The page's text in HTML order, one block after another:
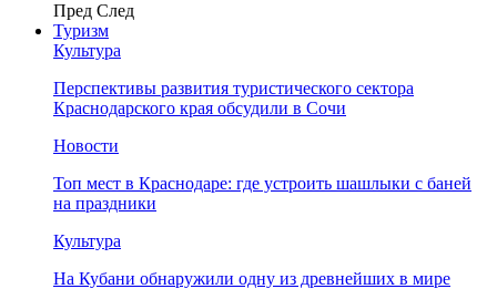
Пред След
Туризм
Культура
Перспективы развития туристического сектора
Краснодарского края обсудили в Сочи
Новости
Топ мест в Краснодаре: где устроить шашлыки с баней
на праздники
Культура
На Кубани обнаружили одну из древнейших в мире